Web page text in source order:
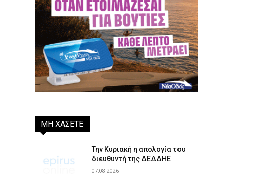
ΜΗ ΧΑΣΕΤΕ
Την Κυριακή η απολογία του
διευθυντή της ΔΕΔΔΗΕ
07.08.2026